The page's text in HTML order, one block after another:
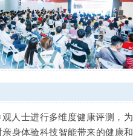
人士进行多维度健康评测，为
身体验科技智能带来的健康和